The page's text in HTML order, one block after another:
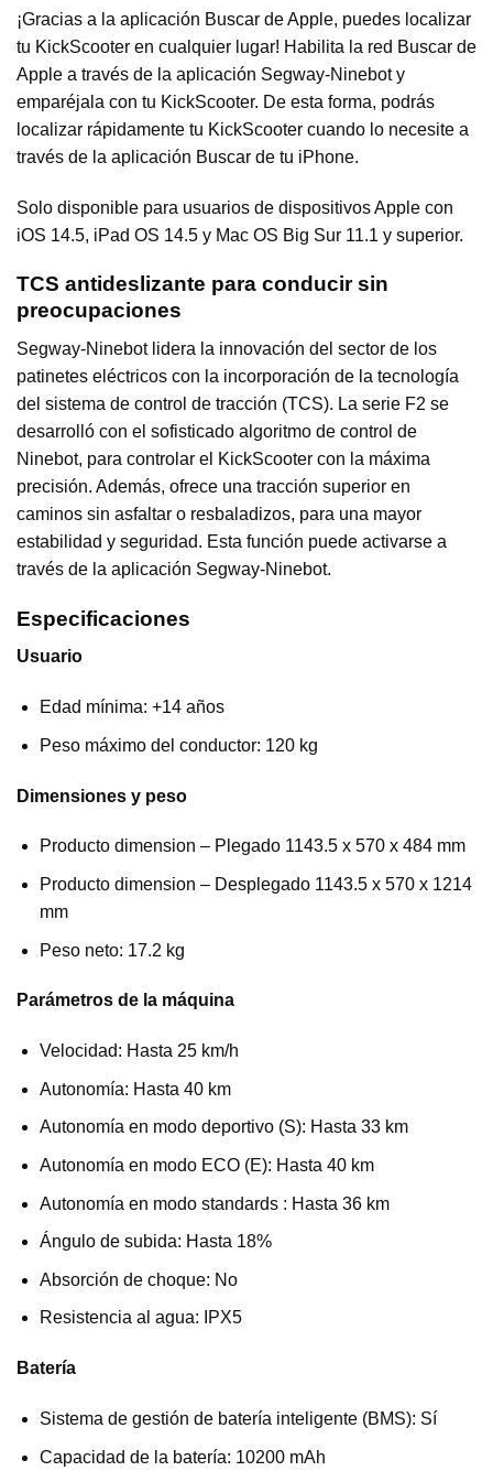
¡Gracias a la aplicación Buscar de Apple, puedes localizar
tu KickScooter en cualquier lugar! Habilita la red Buscar de
Apple a través de la aplicación Segway-Ninebot y
emparéjala con tu KickScooter. De esta forma, podrás
localizar rápidamente tu KickScooter cuando lo necesite a
través de la aplicación Buscar de tu iPhone.
Solo disponible para usuarios de dispositivos Apple con
iOS 14.5, iPad OS 14.5 y Mac OS Big Sur 11.1 y superior.
TCS antideslizante para conducir sin
preocupaciones
Segway-Ninebot lidera la innovación del sector de los
patinetes eléctricos con la incorporación de la tecnología
del sistema de control de tracción (TCS). La serie F2 se
desarrolló con el sofisticado algoritmo de control de
Ninebot, para controlar el KickScooter con la máxima
precisión. Además, ofrece una tracción superior en
caminos sin asfaltar o resbaladizos, para una mayor
estabilidad y seguridad. Esta función puede activarse a
través de la aplicación Segway-Ninebot.
Especificaciones
Usuario
Edad mínima: +14 años
Peso máximo del conductor: 120 kg
Dimensiones y peso
Producto dimension – Plegado 1143.5 x 570 x 484 mm
Producto dimension – Desplegado 1143.5 x 570 x 1214
mm
Peso neto: 17.2 kg
Parámetros de la máquina
Velocidad: Hasta 25 km/h
Autonomía: Hasta 40 km
Autonomía en modo deportivo (S): Hasta 33 km
Autonomía en modo ECO (E): Hasta 40 km
Autonomía en modo standards : Hasta 36 km
Ángulo de subida: Hasta 18%
Absorción de choque: No
Resistencia al agua: IPX5
Batería
Sistema de gestión de batería inteligente (BMS): Sí
Capacidad de la batería: 10200 mAh